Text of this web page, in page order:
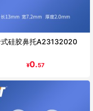
硅胶鼻托A23132020
¥0.57